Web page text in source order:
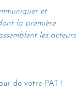
et
la première
les acteurs
de votre PAT !